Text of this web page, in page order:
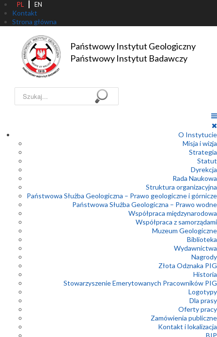
PL EN
Kontakt
Strona główna
Państwowy Instytut Geologiczny
Państwowy Instytut Badawczy
Szukaj...
O Instytucie
Misja i wizja
Strategia
Statut
Dyrekcja
Rada Naukowa
Struktura organizacyjna
Państwowa Służba Geologiczna – Prawo geologiczne i górnicze
Państwowa Służba Geologiczna – Prawo wodne
Współpraca międzynarodowa
Współpraca z samorządami
Muzeum Geologiczne
Biblioteka
Wydawnictwa
Nagrody
Złota Odznaka PIG
Historia
Stowarzyszenie Emerytowanych Pracowników PIG
Logotypy
Dla prasy
Oferty pracy
Zamówienia publiczne
Kontakt i lokalizacja